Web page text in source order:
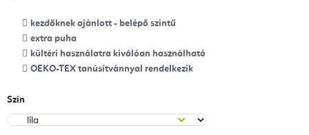
kezdőknek ajánlott - belépő szintű
extra puha
kültéri használatra kiválóan használható
OEKO-TEX tanúsítvánnyal rendelkezik
Szín